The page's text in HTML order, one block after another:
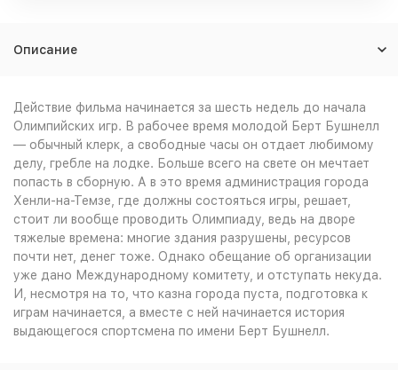
Описание
Действие фильма начинается за шесть недель до начала
Олимпийских игр. В рабочее время молодой Берт Бушнелл
— обычный клерк, а свободные часы он отдает любимому
делу, гребле на лодке. Больше всего на свете он мечтает
попасть в сборную. А в это время администрация города
Хенли-на-Темзе, где должны состояться игры, решает,
стоит ли вообще проводить Олимпиаду, ведь на дворе
тяжелые времена: многие здания разрушены, ресурсов
почти нет, денег тоже. Однако обещание об организации
уже дано Международному комитету, и отступать некуда.
И, несмотря на то, что казна города пуста, подготовка к
играм начинается, а вместе с ней начинается история
выдающегося спортсмена по имени Берт Бушнелл.